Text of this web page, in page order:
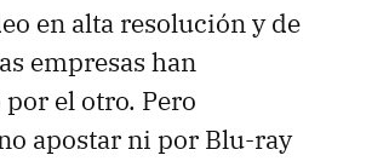
en alta resolución y de
empresas han
el otro. Pero
apostar ni por Blu-ray